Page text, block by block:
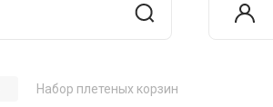
Набор плетеных корзин